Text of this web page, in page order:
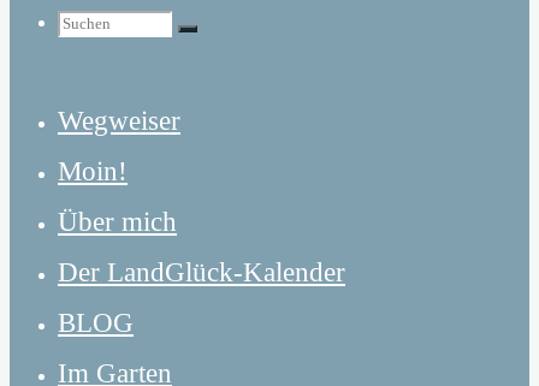
Suchen
Suchen
nach:
Suchen
Wegweiser
Moin!
Über mich
Der LandGlück-Kalender
BLOG
Im Garten